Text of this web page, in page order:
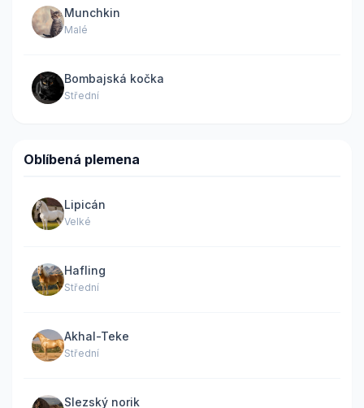
Munchkin
Malé
Bombajská kočka
Střední
Oblíbená plemena
Lipicán
Velké
Hafling
Střední
Akhal-Teke
Střední
Slezský norik